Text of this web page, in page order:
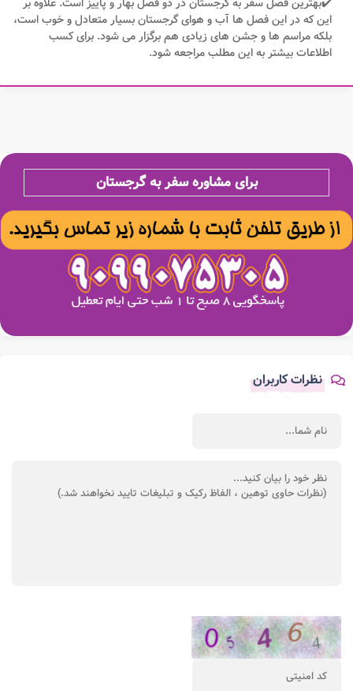
این که در این فصل ها آب و هوای گرجستان بسیار متعادل و خوب است،
بلکه مراسم ها و جشن های زیادی هم برگزار می شود. برای کسب
اطلاعات بیشتر به این مطلب مراجعه شود.
برای مشاوره سفر به گرجستان
نظرات کاربران